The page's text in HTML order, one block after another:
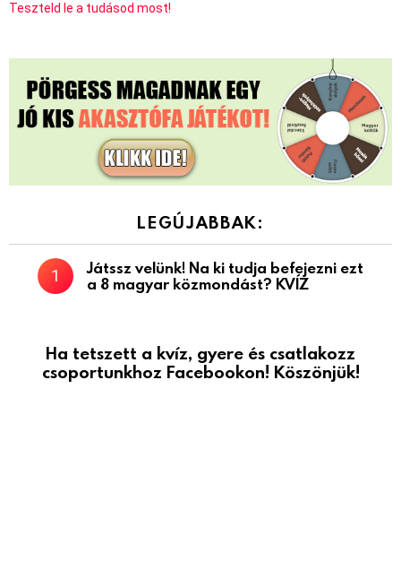
Teszteld le a tudásod most!
LEGÚJABBAK:
Játssz velünk! Na ki tudja befejezni ezt
a 8 magyar közmondást? KVÍZ
Ha tetszett a kvíz, gyere és csatlakozz
csoportunkhoz Facebookon! Köszönjük!